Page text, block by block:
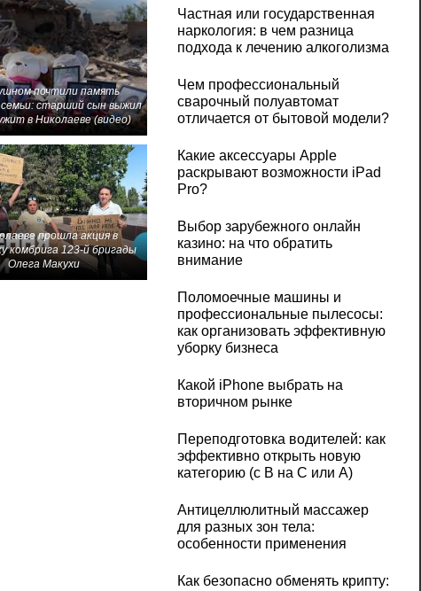
почтили память
старший сын выжил
в Николаеве (видео)
прошла акция в
комбрига 123-й бригады
Олега Макухи
Частная или государственная
наркология: в чем разница
подхода к лечению алкоголизма
Чем профессиональный
сварочный полуавтомат
отличается от бытовой модели?
Какие аксессуары Apple
раскрывают возможности iPad
Pro?
Выбор зарубежного онлайн
казино: на что обратить
внимание
Поломоечные машины и
профессиональные пылесосы:
как организовать эффективную
уборку бизнеса
Какой iPhone выбрать на
вторичном рынке
Переподготовка водителей: как
эффективно открыть новую
категорию (с B на C или А)
Антицеллюлитный массажер
для разных зон тела:
особенности применения
Как безопасно обменять крипту: